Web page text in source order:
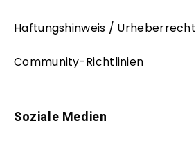
Haftungshinweis / Urheberrecht
Community-Richtlinien
Soziale Medien